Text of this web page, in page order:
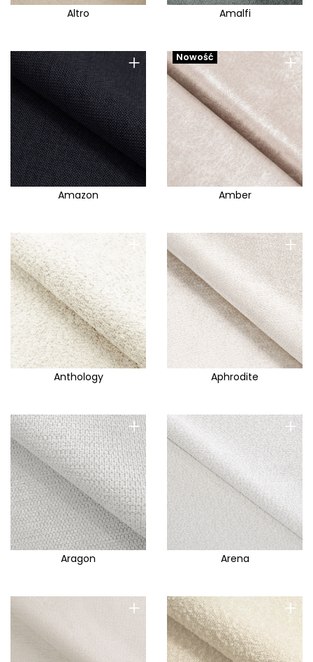
Altro Amalfi
+
Amazon
+
Nowość
Amber
+
Anthology
+
Aphrodite
+
Aragon
+
Arena
+ +